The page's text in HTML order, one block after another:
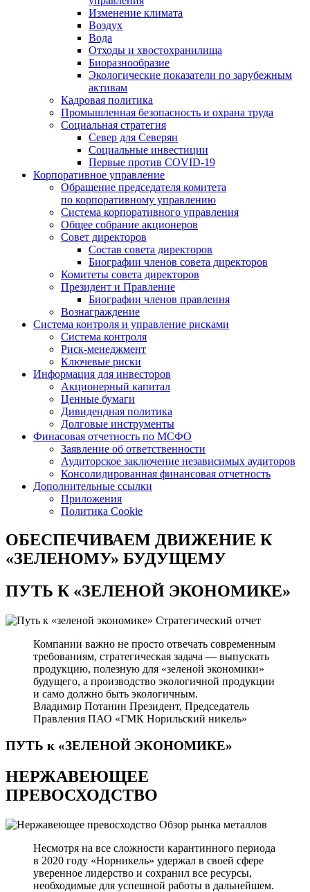
Изменение климата
Воздух
Вода
Отходы и хвостохранилища
Биоразнообразие
Экологические показатели по зарубежным
активам
Кадровая политика
Промышленная безопасность и охрана труда
Социальная стратегия
Север для Северян
Социальные инвестиции
Первые против COVID‑19
Корпоративное управление
Обращение председателя комитета
по корпоративному управлению
Система корпоративного управления
Общее собрание акционеров
Совет директоров
Состав совета директоров
Биографии членов совета директоров
Комитеты совета директоров
Президент и Правление
Биографии членов правления
Вознаграждение
Система контроля и управление рисками
Система контроля
Риск-менеджмент
Ключевые риски
Информация для инвесторов
Акционерный капитал
Ценные бумаги
Дивидендная политика
Долговые инструменты
Финасовая отчетность по МСФО
Заявление об ответственности
Аудиторское заключение независимых аудиторов
Консолидированная финансовая отчетность
Дополнительные ссылки
Приложения
Политика Cookie
ОБЕСПЕЧИВАЕМ ДВИЖЕНИЕ К
«ЗЕЛЕНОМУ» БУДУЩЕМУ
ПУТЬ К«ЗЕЛЕНОЙ ЭКОНОМИКЕ»
Стратегический отчет
Компании важно не просто отвечать современным
требованиям, стратегическая задача — выпускать
продукцию, полезную для «зеленой экономики»
будущего, а производство экологичной продукции
и само должно быть экологичным.
Владимир Потанин Президент, Председатель
Правления ПАО «ГМК Норильский никель»
ПУТЬ к «ЗЕЛЕНОЙ ЭКОНОМИКЕ»
НЕРЖАВЕЮЩЕЕ
ПРЕВОСХОДСТВО
Обзор рынка металлов
Несмотря на все сложности карантинного периода
в 2020 году «Норникель» удержал в своей сфере
уверенное лидерство и сохранил все ресурсы,
необходимые для успешной работы в дальнейшем.